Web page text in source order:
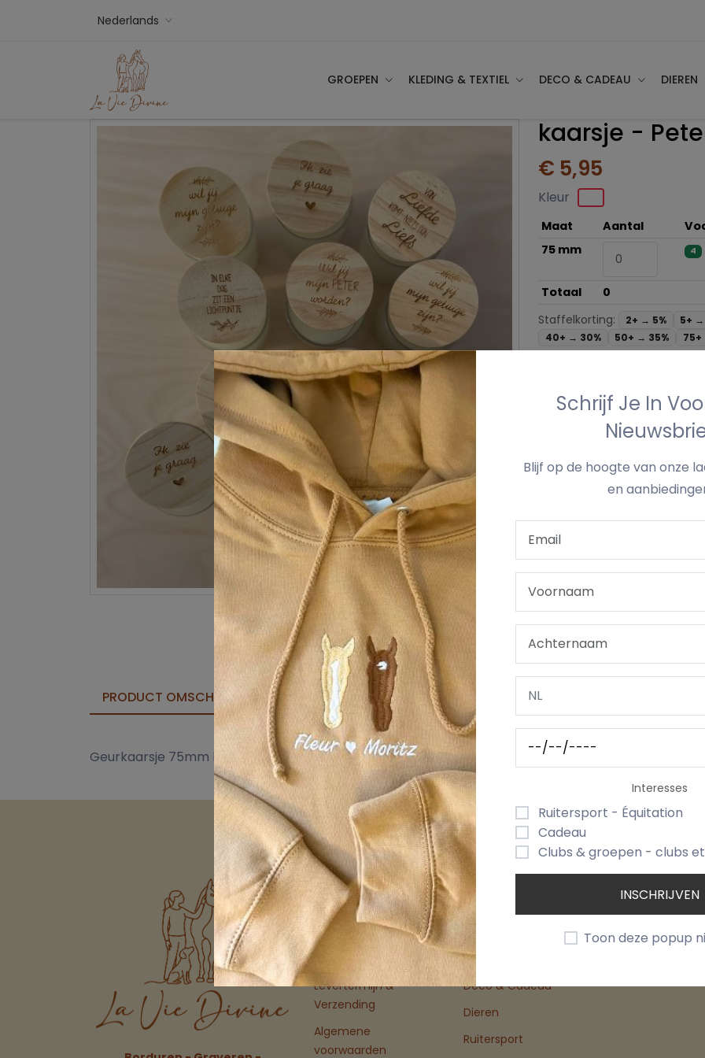
Nederlands
GROEPEN KLEDING & TEXTIEL DECO & CADEAU DIEREN
kaarsje -
€ 5,95
Kleur
Maat Aantal
75 mm
4
Totaal
0
Staffelkorting:
2+ → 5% 5+ →
40+ → 30% 50+ → 35% 75+
Voeg Toe Aan
PRODUCT OMSCHRIJVING STAFFELKORTING UW LOGO / EIGEN PRENT
Geurkaarsje 75mm hoogte met houten gegraveerd deksel 'Wil jij mijn PETER worden?'
Links
Over ons
Levertermijn &
Verzending
Algemene
voorwaarden
Categorie
Groepen
Kleding & Textiel
Deco & Cadeau
Dieren
Ruitersport
Mijn Account
Dashboard
Schrijf Je In
Blijf op de hoogte van onze
en
Interesses
Ruitersport - Équitation
Cadeau
Clubs & groepen - clubs
INSCHRIJVEN
Toon deze popup